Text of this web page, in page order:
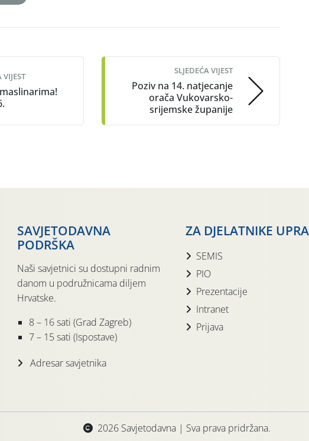
SLJEDEĆA VIJEST
Poziv na 14. natjecanje
orača Vukovarsko-
srijemske županije
SAVJETODAVNA
PODRŠKA
Naši savjetnici su dostupni radnim
danom u podružnicama diljem
Hrvatske.
8 – 16 sati (Grad Zagreb)
7 – 15 sati (Ispostave)
Adresar savjetnika
ZA DJELATNIKE
SEMIS
PIO
Prezentacije
Intranet
Prijava
2026 Savjetodavna | Sva prava pridržana.